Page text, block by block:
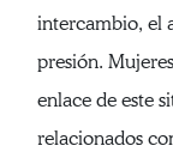
intercambio, el
presión.
enlace de este
relacionados